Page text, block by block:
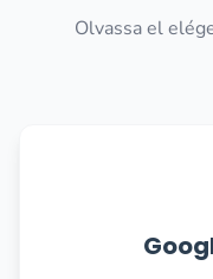
Olvassa el